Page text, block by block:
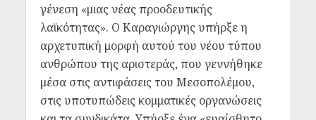
γένεση «μιας νέας προοδευτικής
λαϊκότητας». Ο Καραγιώργης υπήρξε η
αρχετυπική μορφή αυτού του νέου τύπου
ανθρώπου της αριστεράς, που γεννήθηκε
μέσα στις αντιφάσεις του Μεσοπολέμου,
στις υποτυπώδεις κομματικές οργανώσεις